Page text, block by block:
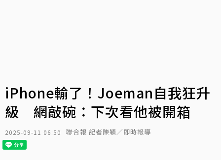
iPhone輸了！Joeman自我狂升
級 網敲碗：下次看他被開箱
2025-09-11 06:50 聯合報 記者陳穎／即時報導